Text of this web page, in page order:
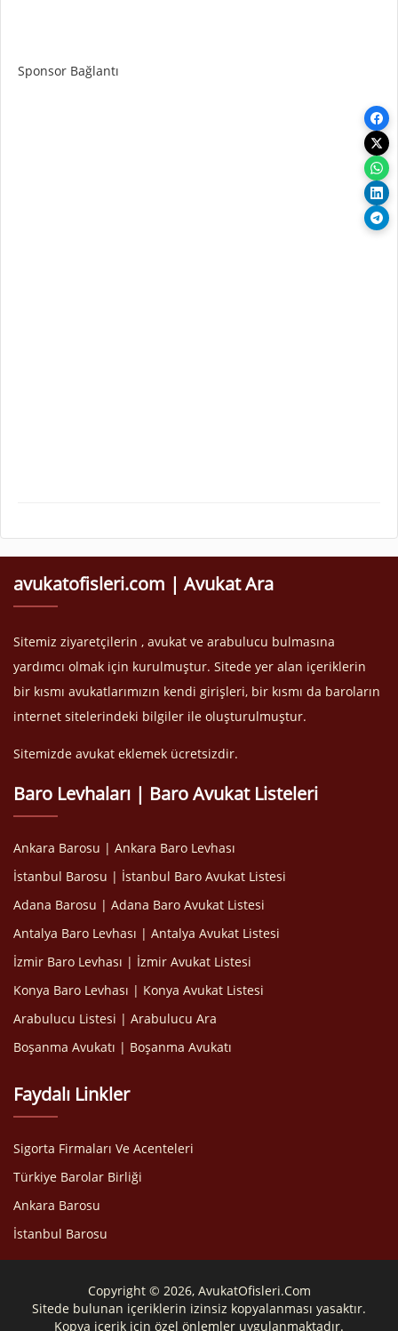
Sponsor Bağlantı
avukatofisleri.com | Avukat Ara
Sitemiz ziyaretçilerin , avukat ve arabulucu bulmasına
yardımcı olmak için kurulmuştur. Sitede yer alan içeriklerin
bir kısmı avukatlarımızın kendi girişleri, bir kısmı da baroların
internet sitelerindeki bilgiler ile oluşturulmuştur.
Sitemizde avukat eklemek ücretsizdir.
Baro Levhaları | Baro Avukat Listeleri
Ankara Barosu | Ankara Baro Levhası
İstanbul Barosu | İstanbul Baro Avukat Listesi
Adana Barosu | Adana Baro Avukat Listesi
Antalya Baro Levhası | Antalya Avukat Listesi
İzmir Baro Levhası | İzmir Avukat Listesi
Konya Baro Levhası | Konya Avukat Listesi
Arabulucu Listesi | Arabulucu Ara
Boşanma Avukatı | Boşanma Avukatı
Faydalı Linkler
Sigorta Firmaları Ve Acenteleri
Türkiye Barolar Birliği
Ankara Barosu
İstanbul Barosu
Copyright © 2026, AvukatOfisleri.Com
Sitede bulunan içeriklerin izinsiz kopyalanması yasaktır.
Kopya içerik için özel önlemler uygulanmaktadır.